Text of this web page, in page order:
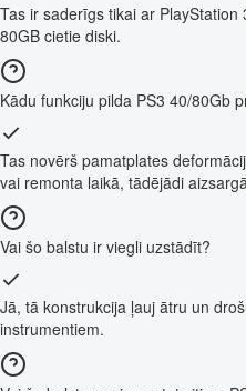
Tas ir saderīgs tikai ar
80GB cietie diski.
Kādu funkciju pilda PS3 40/80Gb
Tas novērš pamatplates
vai remonta laikā, tādējādi
Vai šo balstu ir viegli uzstādīt?
Jā, tā konstrukcija ļauj ātru un
instrumentiem.